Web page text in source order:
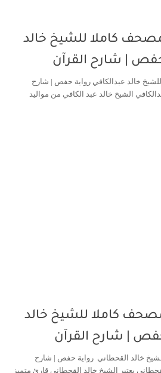
كاملا للشيخ خالد
حفص | شارح القرآن
خالد عبدالكافي رواية حفص | شارح
الشيخ خالد عبد الكافي من مواليد
كاملا للشيخ خالد
| شارح القرآن
خالد القحطاني رواية حفص | شارح
يعتبر الشيخ خالد القحطاني قارئ متميز